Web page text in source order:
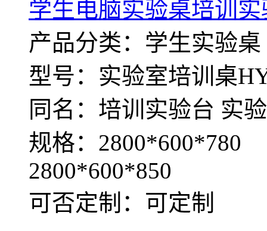
学生电脑实验桌培训
产品分类：学生实验桌
型号：实验室培训桌
同名：培训实验台 实
规格：2800*600*780
2800*600*850
可否定制：可定制